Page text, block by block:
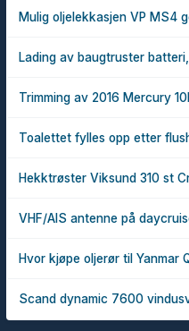
Mulig oljelekkasjen VP MS4
Lading av baugtruster
Trimming av 2016 Mercury
Toalettet fylles opp etter
Hekktrøster Viksund 310 st
VHF/AIS antenne på
Hvor kjøpe oljerør til Yanmar
Scand dynamic 7600